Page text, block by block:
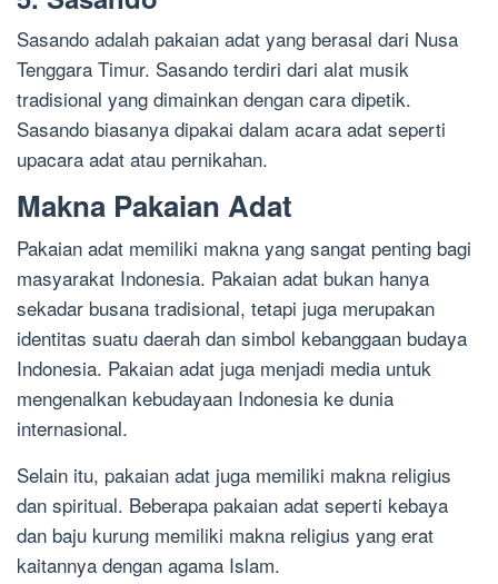
Sasando adalah pakaian adat yang berasal dari Nusa
Tenggara Timur. Sasando terdiri dari alat musik
tradisional yang dimainkan dengan cara dipetik.
Sasando biasanya dipakai dalam acara adat seperti
upacara adat atau pernikahan.
Makna Pakaian Adat
Pakaian adat memiliki makna yang sangat penting bagi
masyarakat Indonesia. Pakaian adat bukan hanya
sekadar busana tradisional, tetapi juga merupakan
identitas suatu daerah dan simbol kebanggaan budaya
Indonesia. Pakaian adat juga menjadi media untuk
mengenalkan kebudayaan Indonesia ke dunia
internasional.
Selain itu, pakaian adat juga memiliki makna religius
dan spiritual. Beberapa pakaian adat seperti kebaya
dan baju kurung memiliki makna religius yang erat
kaitannya dengan agama Islam.